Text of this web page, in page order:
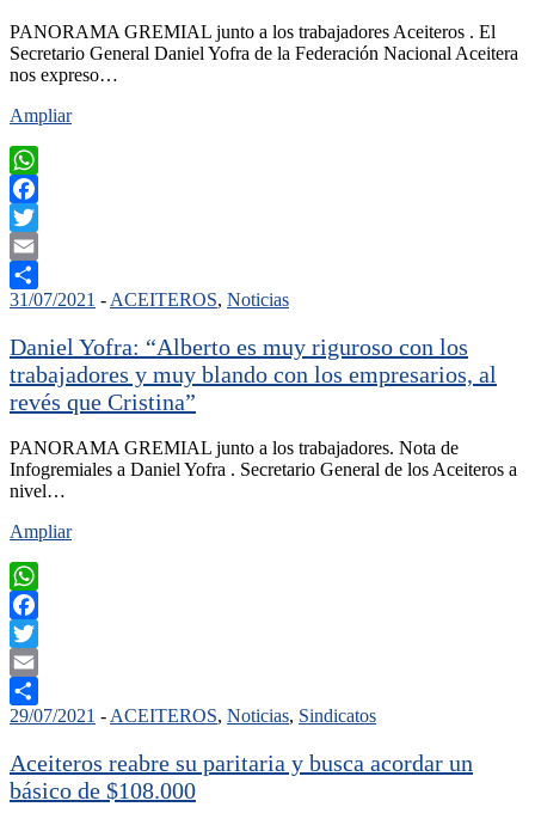
PANORAMA GREMIAL junto a los trabajadores Aceiteros . El
Secretario General Daniel Yofra de la Federación Nacional Aceitera
nos expreso…
Ampliar
WhatsApp
Facebook
Twitter
Email
Compartir
31/07/2021 - ACEITEROS, Noticias
Daniel Yofra: “Alberto es muy riguroso con los
trabajadores y muy blando con los empresarios, al
revés que Cristina”
PANORAMA GREMIAL junto a los trabajadores. Nota de
Infogremiales a Daniel Yofra . Secretario General de los Aceiteros a
nivel…
Ampliar
WhatsApp
Facebook
Twitter
Email
Compartir
29/07/2021 -ACEITEROS, Noticias, Sindicatos
Aceiteros reabre su paritaria y busca acordar un
básico de $108.000